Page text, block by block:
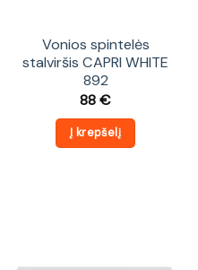
Vonios spintelės
stalviršis CAPRI WHITE
892
88€
Į krepšelį